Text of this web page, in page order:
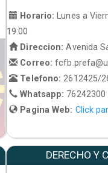
Horario: Lunes a
19:00
Direccion: Avenida
Correo:
Telefono:2612425/
Whatsapp: 76242300
Pagina Web: Click
DERECHO Y